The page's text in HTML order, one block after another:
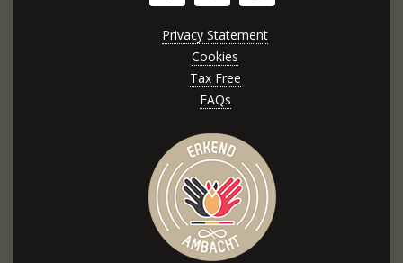
Privacy Statement
Cookies
Tax Free
FAQs